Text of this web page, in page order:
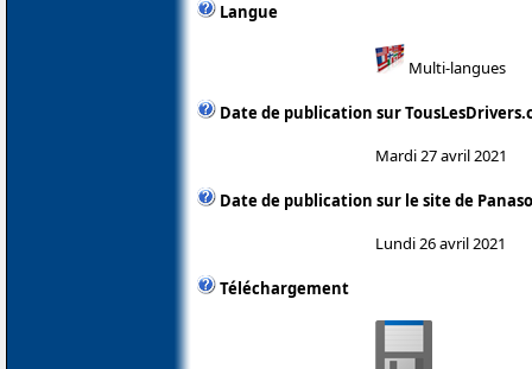
Langue
Multi-langues
Date de publication sur
Mardi 27 avril 2021
Date de publication sur le site de
Lundi 26 avril 2021
Téléchargement